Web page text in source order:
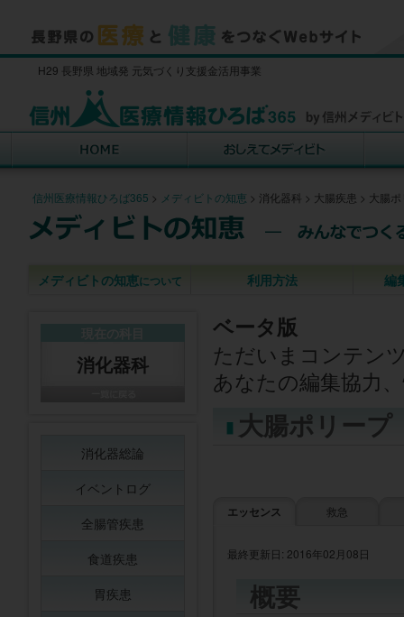
H29 長野県 地域発 元気づくり支援金活用事業
信州医療情報ひろば365 > メディビトの知恵 > 消化器科 > 大腸疾患 > 大腸
メディビトの知恵について 利用方法 編
ベータ版
ただいまコンテン
あなたの編集協力
大腸ポリー
エッセンス 救急
最終更新日: 2016年02月08日
概要
消化器科
消化器総論
イベントログ
全腸管疾患
食道疾患
胃疾患